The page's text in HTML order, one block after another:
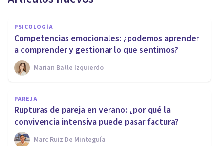
PSICOLOGÍA
Competencias emocionales: ¿podemos aprender
a comprender y gestionar lo que sentimos?
Marian Batle Izquierdo
PAREJA
Rupturas de pareja en verano: ¿por qué la
convivencia intensiva puede pasar factura?
Marc Ruiz De Minteguía